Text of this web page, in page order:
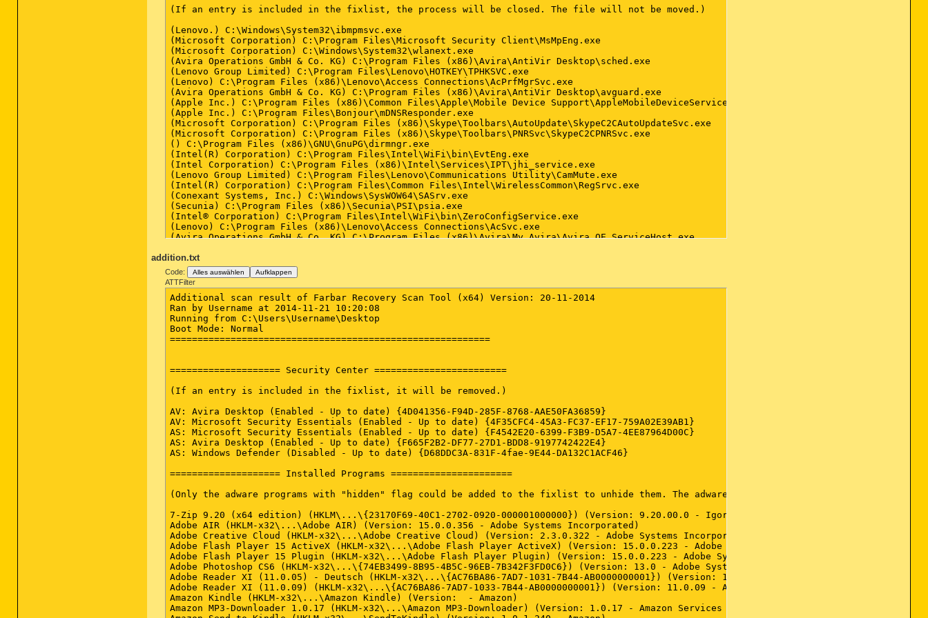
addition.txt
Code: Alles auswählen Aufklappen
ATTFilter
Additional scan result of Farbar Recovery Scan Tool (x64) Version: 20-11-2014
Ran by Username at 2014-11-21 10:20:08
Running from C:\Users\Username\Desktop
Boot Mode: Normal
==========================================================
==================== Security Center ========================
(If an entry is included in the fixlist, it will be removed.)
AV: Avira Desktop (Enabled - Up to date) {4D041356-F94D-285F-8768-AAE50FA36859}
AV: Microsoft Security Essentials (Enabled - Up to date) {4F35CFC4-45A3-FC37-EF17-759A02E39AB1}
AS: Microsoft Security Essentials (Enabled - Up to date) {F4542E20-6399-F3B9-D5A7-4EE87964D00C}
AS: Avira Desktop (Enabled - Up to date) {F665F2B2-DF77-27D1-BDD8-9197742422E4}
AS: Windows Defender (Disabled - Up to date) {D68DDC3A-831F-4fae-9E44-DA132C1ACF46}
==================== Installed Programs ======================
(Only the adware programs with "hidden" flag could be added to the fixlist to unhide them. The adware programs should be uninstalled
7-Zip 9.20 (x64 edition) (HKLM\...\{23170F69-40C1-2702-0920-000001000000}) (Version: 9.20.00.0 - Igor Pavlov)
Adobe AIR (HKLM-x32\...\Adobe AIR) (Version: 15.0.0.356 - Adobe Systems Incorporated)
Adobe Creative Cloud (HKLM-x32\...\Adobe Creative Cloud) (Version: 2.3.0.322 - Adobe Systems Incorporated)
Adobe Flash Player 15 ActiveX (HKLM-x32\...\Adobe Flash Player ActiveX) (Version: 15.0.0.223 - Adobe Systems Incorporated)
Adobe Flash Player 15 Plugin (HKLM-x32\...\Adobe Flash Player Plugin) (Version: 15.0.0.223 - Adobe Systems Incorporated)
Adobe Photoshop CS6 (HKLM-x32\...\{74EB3499-8B95-4B5C-96EB-7B342F3FD0C6}) (Version: 13.0 - Adobe Systems Incorporated)
Adobe Reader XI (11.0.05) - Deutsch (HKLM-x32\...\{AC76BA86-7AD7-1031-7B44-AB0000000001}) (Version: 11.0.05 - Adobe Systems Incorporated)
Adobe Reader XI (11.0.09) (HKLM-x32\...\{AC76BA86-7AD7-1033-7B44-AB0000000001}) (Version: 11.0.09 - Adobe Systems Incorporated)
Amazon Kindle (HKLM-x32\...\Amazon Kindle) (Version:  - Amazon)
Amazon MP3-Downloader 1.0.17 (HKLM-x32\...\Amazon MP3-Downloader) (Version: 1.0.17 - Amazon Services LLC)